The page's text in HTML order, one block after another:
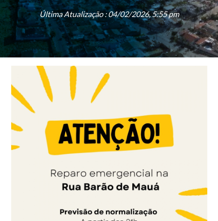
Última Atualização : 04/02/2026, 5:55 pm